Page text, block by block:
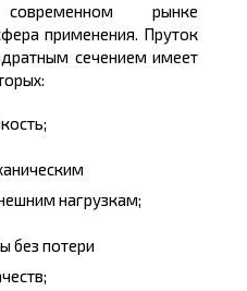
рынке
применения. Пруток
сечением имеет
нагрузкам;
без потери